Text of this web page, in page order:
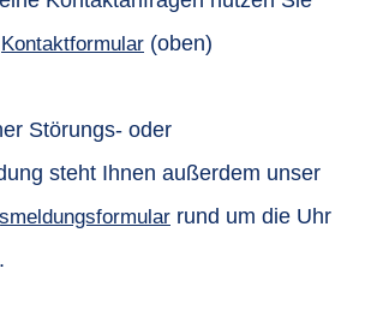
Kontaktformular (oben)
Störungs- oder
steht Ihnen außerdem unser
rund um die Uhr